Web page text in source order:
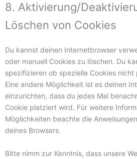
8. Aktivierung/
Löschen von Cookies
Du kannst deinen Internetbrowser
oder manuell Cookies zu löschen. Du
spezifizieren ob spezielle Cookies
Eine andere Möglichkeit ist es deinen
einzurichten, dass du jedes Mal
Cookie platziert wird. Für weitere
Möglichkeiten beachte die
deines Browsers.
Bitte nimm zur Kenntnis, dass unsere